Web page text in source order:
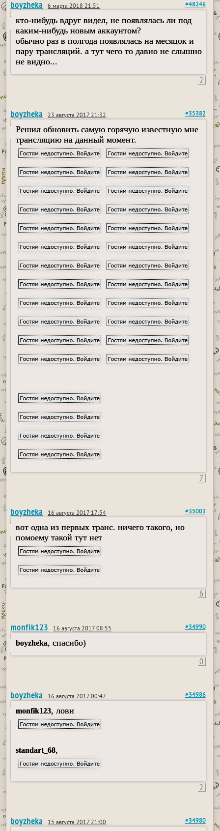
boyzheka 6 марта 2018 21:51 #48246
кто-нибудь вдруг видел, не появлялась ли под
каким-нибудь новым аккаунтом?
обычно раз в полгода появлялась на месяцок и
пару трансляций. а тут чего то давно не слышно
не видно...
2
boyzheka 23 августа 2017 21:32 #35382
Решил обновить самую горячую известную мне
трансляцию на данный момент.
7
boyzheka 16 августа 2017 17:54 #35003
вот одна из первых транс. ничего такого, но
помоему такой тут нет
6
monfik123 16 августа 2017 08:55 #34990
boyzheka, спасибо)
0
boyzheka 16 августа 2017 00:47 #34986
monfik123, лови
standart_68,
2
boyzheka 15 августа 2017 21:00 #34980